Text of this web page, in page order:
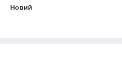
Новий